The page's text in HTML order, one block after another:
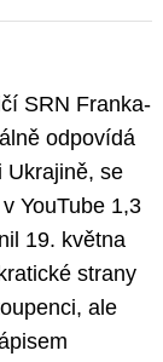
SRN Franka-
odpovídá
Ukrajině, se
YouTube 1,3
19. května
strany
ale